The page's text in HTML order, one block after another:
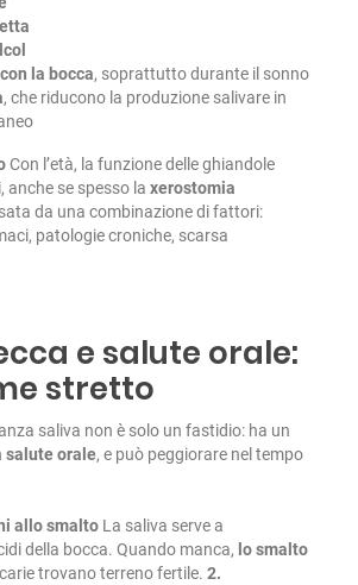
la bocca, soprattutto durante il sonno
, che riducono la produzione salivare in
Con l’età, la funzione delle ghiandole
anche se spesso la xerostomia
da una combinazione di fattori:
patologie croniche, scarsa
e salute orale:
stretto
saliva non è solo un fastidio: ha un
salute orale, e può peggiorare nel tempo
allo smalto La saliva serve a
della bocca. Quando manca, lo smalto
trovano terreno fertile. 2.